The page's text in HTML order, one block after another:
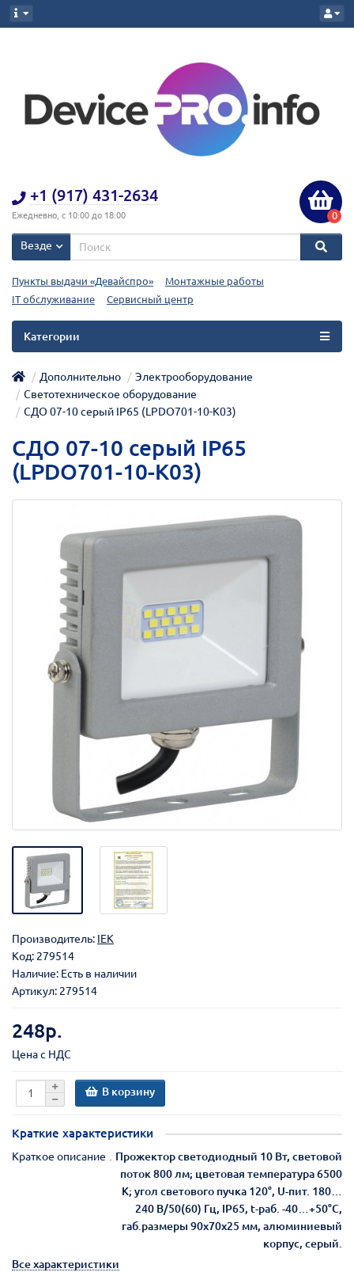
+1 (917) 431-2634
Ежедневно, с 10:00 до 18:00 0
Везде
Пункты выдачи «Девайспро»
Монтажные работы
IT обслуживание
Сервисный центр
Категории
Дополнительно
Электрооборудование
Светотехническое оборудование
СДО 07-10 серый IP65 (LPDO701-10-K03)
СДО 07-10 серый IP65
(LPDO701-10-K03)
Производитель: IEK
Код: 279514
Наличие: Есть в наличии
Артикул: 279514
248р.
Цена с НДС
В корзину
Краткие характеристики
Краткое описание
Прожектор светодиодный 10 Вт, световой
поток 800 лм; цветовая температура 6500
К; угол светового пучка 120°, U-пит. 180…
240 В/50(60) Гц, IP65, t-раб. -40…+50°С,
габ.размеры 90х70х25 мм, алюминиевый
корпус, серый.
Все характеристики